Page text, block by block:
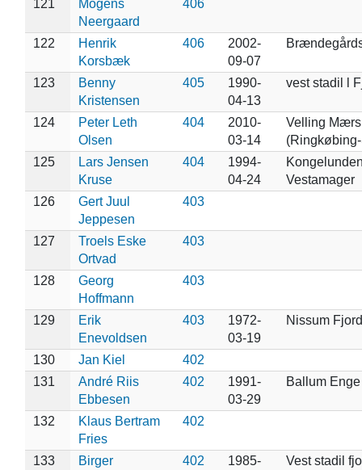
121
Mogens
Neergaard
406
122
Henrik
Korsbæk
406
2002-
09-07
123
Benny
Kristensen
405
1990-
04-13
vest stadil l
124
Peter Leth
Olsen
404
2010-
03-14
Velling
125
Lars Jensen
Kruse
404
1994-
04-24
Vestamager
126
Gert Juul
Jeppesen
403
127
Troels Eske
Ortvad
403
128
Georg
Hoffmann
403
129
Erik
Enevoldsen
403
1972-
03-19
Nissum Fjord
130 Jan Kiel
402
131
André Riis
Ebbesen
402
1991-
03-29
Ballum Enge
132
Klaus Bertram
Fries
402
133
Birger
402
1985-
Vest stadil